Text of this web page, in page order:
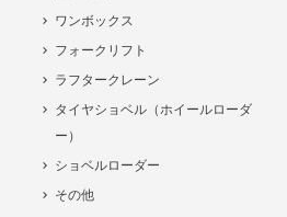
ワンボックス
フォークリフト
ラフタークレーン
タイヤショベル（ホイールローダ
ー）
ショベルローダー
その他